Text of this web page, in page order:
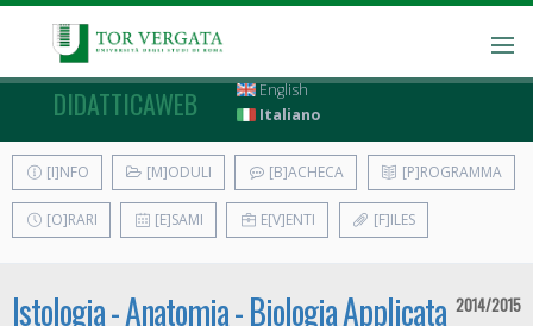
DIDATTICAWEB
English
Italiano
[I]NFO [M]ODULI [B]ACHECA [P]ROGRAMMA
[O]RARI [E]SAMI E[V]ENTI [F]ILES
Istologia - Anatomia - Biologia Applicata 2014/2015